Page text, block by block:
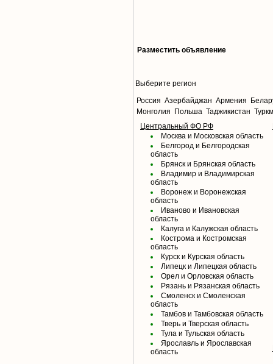
Разместить объявление
Выберите регион
Россия Азербайджан Армения
Монголия
Польша Таджикистан
Центральный ФО РФ
Москва и Московская область
Белгород и Белгородская
область
Брянск и Брянская область
Владимир и Владимирская
область
Воронеж и Воронежская
область
Иваново и Ивановская
область
Калуга и Калужская область
Кострома и Костромская
область
Курск и Курская область
Липецк и Липецкая область
Орел и Орловская область
Рязань и Рязанская область
Смоленск и Смоленская
область
Тамбов и Тамбовская область
Тверь и Тверская область
Тула и Тульская область
Ярославль и Ярославская
область